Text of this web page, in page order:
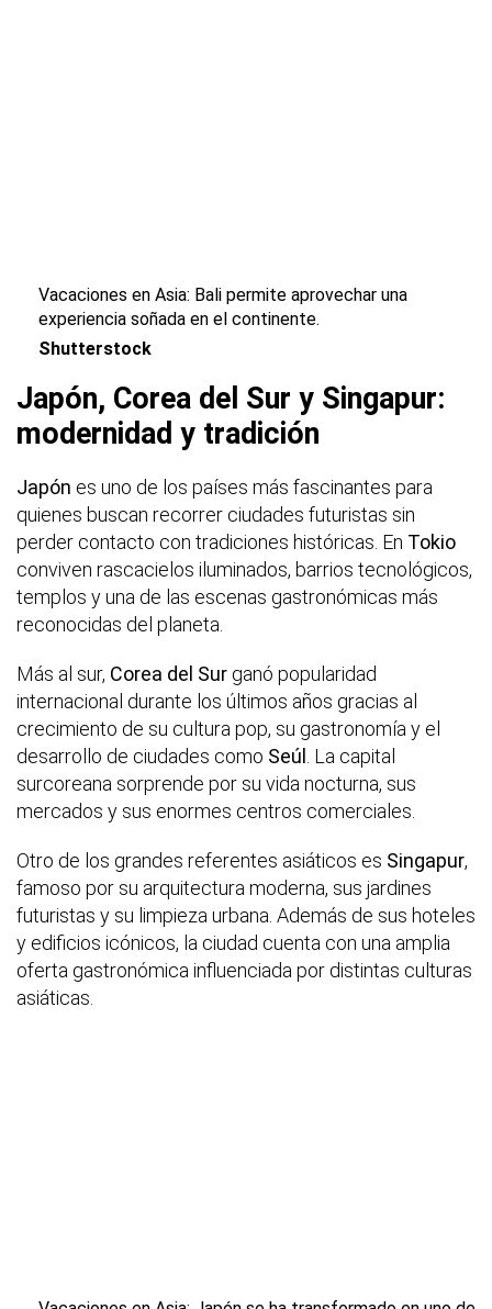
Vacaciones en Asia: Bali permite aprovechar una
experiencia soñada en el continente.
Shutterstock
Japón, Corea del Sur y Singapur:
modernidad y tradición
Japón es uno de los países más fascinantes para
quienes buscan recorrer ciudades futuristas sin
perder contacto con tradiciones históricas. En Tokio
conviven rascacielos iluminados, barrios tecnológicos,
templos y una de las escenas gastronómicas más
reconocidas del planeta.
Más al sur, Corea del Sur ganó popularidad
internacional durante los últimos años gracias al
crecimiento de su cultura pop, su gastronomía y el
desarrollo de ciudades como Seúl
. La capital
surcoreana sorprende por su vida nocturna, sus
mercados y sus enormes centros comerciales.
Otro de los grandes referentes asiáticos es Singapur,
famoso por su arquitectura moderna, sus jardines
futuristas y su limpieza urbana. Además de sus hoteles
y edificios icónicos, la ciudad cuenta con una amplia
oferta gastronómica influenciada por distintas culturas
asiáticas.